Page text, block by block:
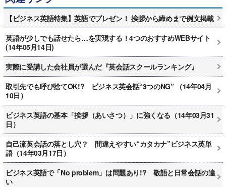
【ビジネス英語特集】英語でプレゼン！ 挨拶から締めまで例文掲載
英語が少しでも話せたら…を実現する！4つのおすすめWEBサイト
(14年05月14日)
実際に受講した会社員が選んだ『英会話スクールランキング』
取引先でも呼び捨てOK!? ビジネス英会話“3つのNG” （14年04月
10日）
ビジネス英語の基本「挨拶（あいさつ）」に強くなる（14年03月31
日）
自己流英会話の落とし穴？ 間違えやすい“カタカナ”ビジネス英単
語（14年03月17日）
ビジネス英語で「No problem」は問題あり!? 敬語と日常会話の違
い